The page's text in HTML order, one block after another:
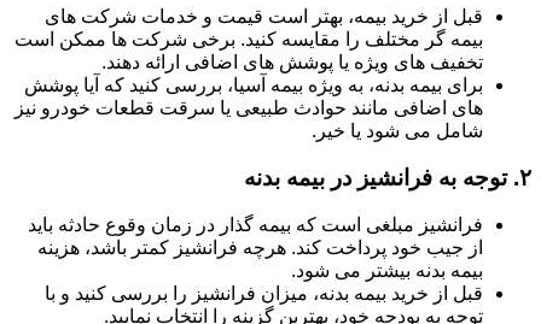
قبل از خرید بیمه، بهتر است قیمت و خدمات شرکت های
بیمه گر مختلف را مقایسه کنید. برخی شرکت ها ممکن است
تخفیف های ویژه یا پوشش های اضافی ارائه دهند.
برای بیمه بدنه، به ویژه بیمه آسیا، بررسی کنید که آیا پوشش
های اضافی مانند حوادث طبیعی یا سرقت قطعات خودرو نیز
شامل می شود یا خیر.
۲. توجه به فرانشیز در بیمه بدنه
فرانشیز مبلغی است که بیمه گذار در زمان وقوع حادثه باید
از جیب خود پرداخت کند. هرچه فرانشیز کمتر باشد، هزینه
بیمه بدنه بیشتر می شود.
قبل از خرید بیمه بدنه، میزان فرانشیز را بررسی کنید و با
توجه به بودجه خود، بهترین گزینه را انتخاب نمایید.